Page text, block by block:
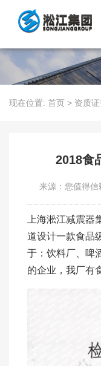
现在位置: 首页 > 资质
2018食
来源：您值得
上海淞江减震
道设计一款食品
于：饮料厂、啤
的企业，我厂有